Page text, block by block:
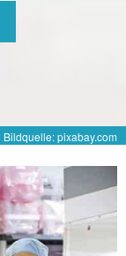
Bildquelle: pixabay.com